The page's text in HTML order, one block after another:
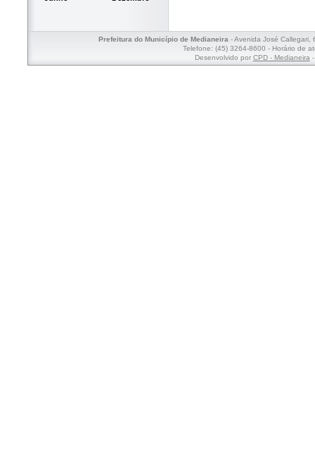
Prefeitura do Município de Medianeira- Avenida José Callegari,
Telefone: (45) 3264-8600 - Horário de
Desenvolvido por CPD - Medianeira-